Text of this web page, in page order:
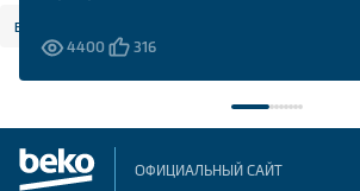
все статьи
4400 316
ОФИЦИАЛЬНЫЙ САЙТ